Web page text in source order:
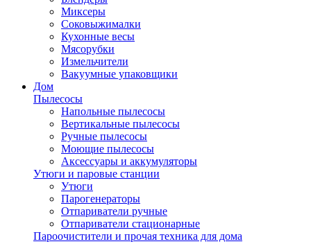
Миксеры
Соковыжималки
Кухонные весы
Мясорубки
Измельчители
Вакуумные упаковщики
Дом
Пылесосы
Напольные пылесосы
Вертикальные пылесосы
Ручные пылесосы
Моющие пылесосы
Аксессуары и аккумуляторы
Утюги и паровые станции
Утюги
Парогенераторы
Отпариватели ручные
Отпариватели стационарные
Пароочистители и прочая техника для дома